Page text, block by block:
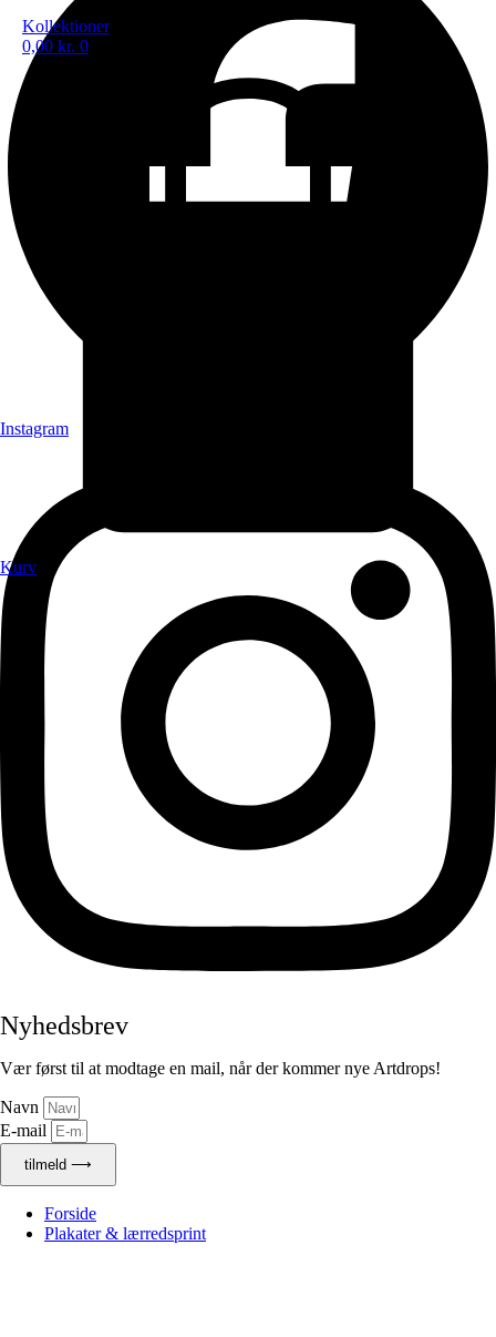
Kollektioner
0,00 kr. 0
Kurv
Instagram
Nyhedsbrev
Vær først til at modtage en mail, når der kommer nye Artdrops!
Navn
E-mail
tilmeld ⟶
Forside
Plakater & lærredsprint